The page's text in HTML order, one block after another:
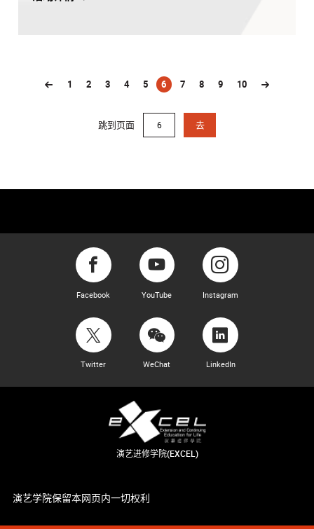
1 2 3 4 5 6
(current)
7 8 9 10
跳到页面 去
Facebook YouTube Instagram
Twitter WeChat LinkedIn
演艺进修学院(EXCEL)
演艺学院保留本网页内一切权利